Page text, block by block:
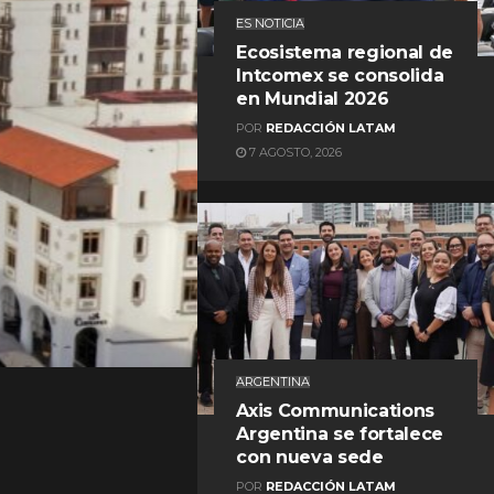
ES NOTICIA
Ecosistema regional de
Intcomex se consolida
en Mundial 2026
POR REDACCIÓN LATAM
7 AGOSTO, 2026
ARGENTINA
Axis Communications
Argentina se fortalece
con nueva sede
POR REDACCIÓN LATAM